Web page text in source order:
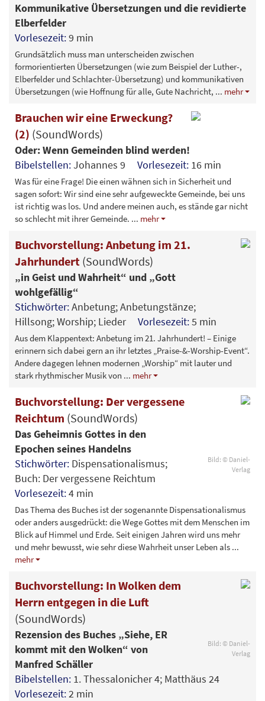
Kommunikative Übersetzungen und die revidierte
Elberfelder
Vorlesezeit:9 min
Grundsätzlich muss man unterscheiden zwischen
formorientierten Übersetzungen (wie zum Beispiel der Luther-,
Elberfelder und Schlachter-Übersetzung) und kommunikativen
Übersetzungen (wie Hoffnung für alle, Gute Nachricht, ... mehr
Brauchen wir eine Erweckung?
(2) (SoundWords)
Oder: Wenn Gemeinden blind werden!
Bibelstellen:Johannes 9 Vorlesezeit: 16 min
Was für eine Frage! Die einen wähnen sich in Sicherheit und
sagen sofort: Wir sind eine sehr aufgeweckte Gemeinde, bei uns
ist richtig was los. Und andere meinen auch, es stände gar nicht
so schlecht mit ihrer Gemeinde. ... mehr
Buchvorstellung: Anbetung im 21.
Jahrhundert (SoundWords)
„in Geist und Wahrheit“ und „Gott
wohlgefällig“
Stichwörter:Anbetung; Anbetungstänze;
Hillsong; Worship; Lieder Vorlesezeit:5 min
Aus dem Klappentext: Anbetung im 21. Jahrhundert! – Einige
erinnern sich dabei gern an ihr letztes „Praise-&-Worship-Event“.
Andere dagegen lehnen modernen „Worship“ mit lauter und
stark rhythmischer Musik von ... mehr
Bild: © Daniel-
Verlag
Buchvorstellung: Der vergessene
Reichtum (SoundWords)
Das Geheimnis Gottes in den
Epochen seines Handelns
Stichwörter: Dispensationalismus;
Buch: Der vergessene Reichtum
Vorlesezeit:4 min
Das Thema des Buches ist der sogenannte Dispensationalismus
oder anders ausgedrückt: die Wege Gottes mit dem Menschen im
Blick auf Himmel und Erde. Seit einigen Jahren wird uns mehr
und mehr bewusst, wie sehr diese Wahrheit unser Leben als ...
mehr
Bild: © Daniel-
Verlag
Buchvorstellung: In Wolken dem
Herrn entgegen in die Luft
(SoundWords)
Rezension des Buches „Siehe, ER
kommt mit den Wolken“ von
Manfred Schäller
Bibelstellen: 1. Thessalonicher 4; Matthäus 24
Vorlesezeit:2 min